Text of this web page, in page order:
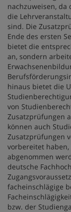
nachzuweisen,
die
sind. Die
Ende des ersten
bietet die
an, sondern
hinaus bietet die
von
Zusatzprüfungen
können auch
Zusatzprüfungen
vorbereitet haben,
abgenommen
deutsche
facheinschlägige
bzw. der